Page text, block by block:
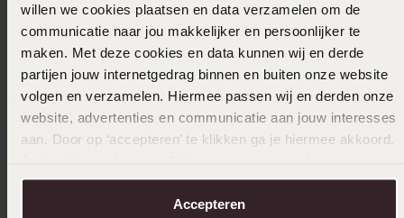
willen we cookies plaatsen en data verzamelen om de
communicatie naar jou makkelijker en persoonlijker te
maken. Met deze cookies en data kunnen wij en derde
partijen jouw internetgedrag binnen en buiten onze website
volgen en verzamelen. Hiermee passen wij en derden onze
website, advertenties en communicatie aan jouw interesses
aan. Door op ‘accepteren’ te klikken ga je hiermee akkoord.
over in onscookiebeleid.
Accepteren
Anderen kochten ook